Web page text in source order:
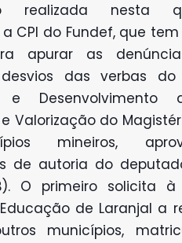
realizada nesta
CPI do Fundef, que
apurar as
das verbas do
e Desenvolvimento
Valorização do
mineiros,
de autoria do
O primeiro solicita à
de Laranjal a
municípios,